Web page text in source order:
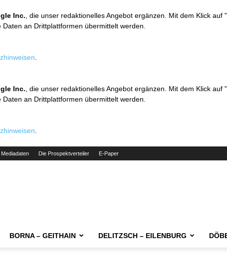
Inc. , die unser redaktionelles Angebot ergänzen. Mit dem Klick
an Drittplattformen übermittelt werden.
Inc. , die unser redaktionelles Angebot ergänzen. Mit dem Klick
an Drittplattformen übermittelt werden.
Mediadaten Die Prospektverteiler E-Paper
BORNA – GEITHAIN DELITZSCH – EILENBURG